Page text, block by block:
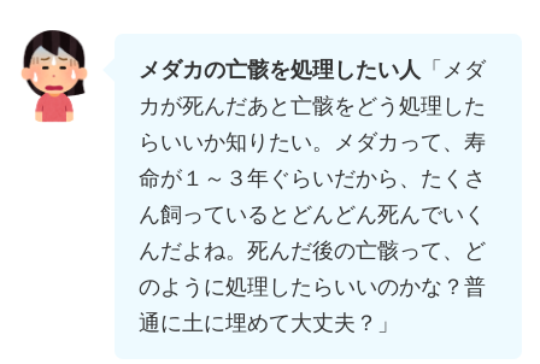
メダカの亡骸を処理したい人 「メダ
カが死んだあと亡骸をどう処理した
らいいか知りたい。メダカって、寿
命が１～３年ぐらいだから、たくさ
ん飼っているとどんどん死んでいく
んだよね。死んだ後の亡骸って、ど
のように処理したらいいのかな？普
通に土に埋めて大丈夫？」